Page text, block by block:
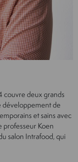
couvre deux grands
développement de
et sains avec
professeur Koen
salon Intrafood, qui